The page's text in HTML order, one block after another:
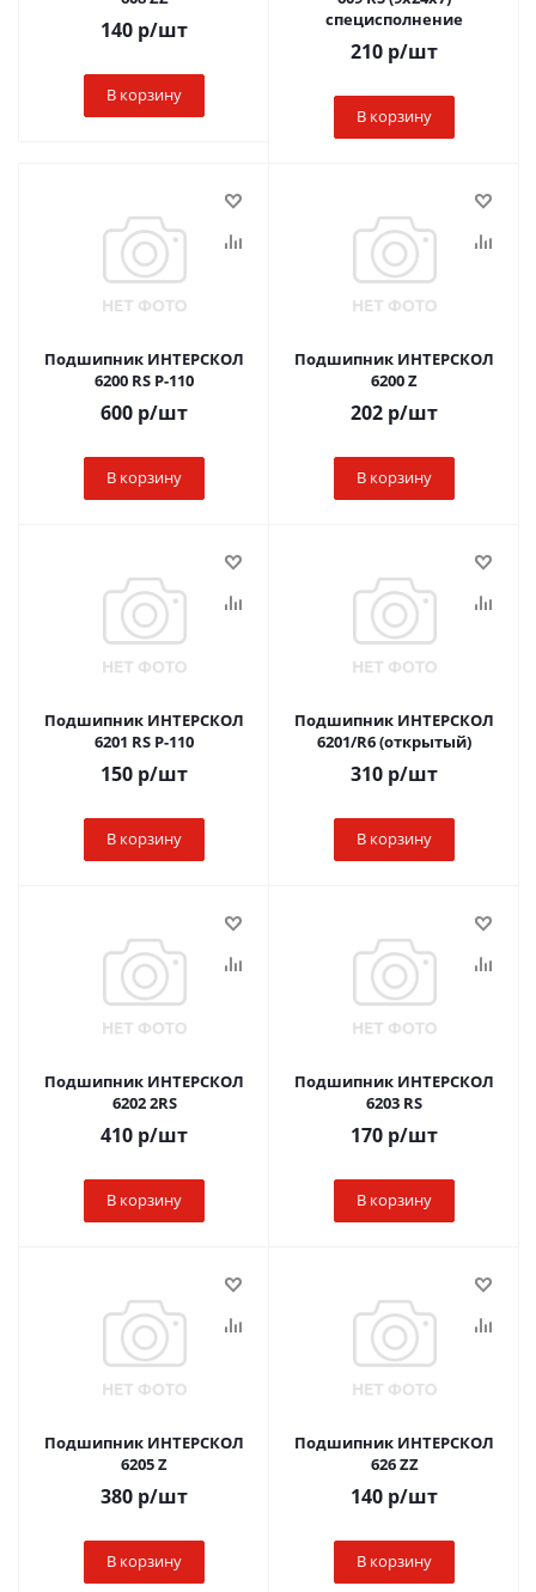
140 р/шт
В корзину
специсполнение
210 р/шт
В корзину
Подшипник ИНТЕРСКОЛ
6200 RS Р-110
600 р/шт
В корзину
Подшипник ИНТЕРСКОЛ
6200 Z
202 р/шт
В корзину
Подшипник ИНТЕРСКОЛ
6201 RS Р-110
150 р/шт
В корзину
Подшипник ИНТЕРСКОЛ
6201/R6 (открытый)
310 р/шт
В корзину
Подшипник ИНТЕРСКОЛ
6202 2RS
410 р/шт
В корзину
Подшипник ИНТЕРСКОЛ
6203 RS
170 р/шт
В корзину
Подшипник ИНТЕРСКОЛ
6205 Z
380 р/шт
В корзину
Подшипник ИНТЕРСКОЛ
626 ZZ
140 р/шт
В корзину